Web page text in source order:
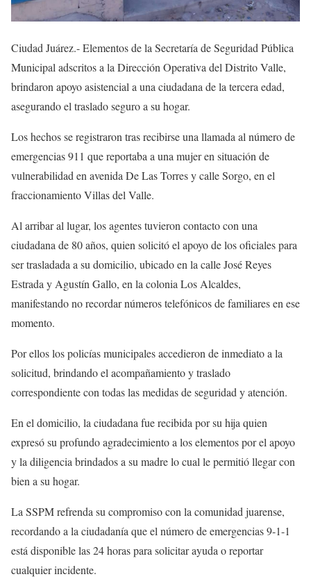
Ciudad Juárez.- Elementos de la Secretaría de Seguridad Pública
Municipal adscritos a la Dirección Operativa del Distrito Valle,
brindaron apoyo asistencial a una ciudadana de la tercera edad,
asegurando el traslado seguro a su hogar.
Los hechos se registraron tras recibirse una llamada al número de
emergencias 911 que reportaba a una mujer en situación de
vulnerabilidad en avenida De Las Torres y calle Sorgo, en el
fraccionamiento Villas del Valle.
Al arribar al lugar, los agentes tuvieron contacto con una
ciudadana de 80 años, quien solicitó el apoyo de los oficiales para
ser trasladada a su domicilio, ubicado en la calle José Reyes
Estrada y Agustín Gallo, en la colonia Los Alcaldes,
manifestando no recordar números telefónicos de familiares en ese
momento.
Por ellos los policías municipales accedieron de inmediato a la
solicitud, brindando el acompañamiento y traslado
correspondiente con todas las medidas de seguridad y atención.
En el domicilio, la ciudadana fue recibida por su hija quien
expresó su profundo agradecimiento a los elementos por el apoyo
y la diligencia brindados a su madre lo cual le permitió llegar con
bien a su hogar.
La SSPM refrenda su compromiso con la comunidad juarense,
recordando a la ciudadanía que el número de emergencias 9-1-1
está disponible las 24 horas para solicitar ayuda o reportar
cualquier incidente.